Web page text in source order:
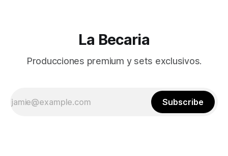
La Becaria
Producciones premium y sets exclusivos.
Subscribe